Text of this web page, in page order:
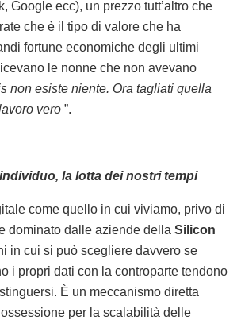
Google ecc), un prezzo tutt’altro che
che è il tipo di valore che ha
fortune economiche degli ultimi
le nonne che non avevano
non esiste niente. Ora tagliati quella
vero ”.
la lotta dei nostri tempi
come quello in cui viviamo, privo di
dominato dalle aziende della Silicon
in cui si può scegliere davvero se
i propri dati con la controparte tendono
È un meccanismo diretta
per la scalabilità delle